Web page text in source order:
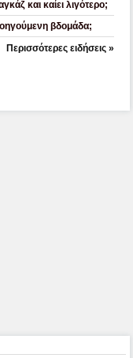
και καίει λιγότερο;
βδομάδα;
Περισσότερες ειδήσεις »